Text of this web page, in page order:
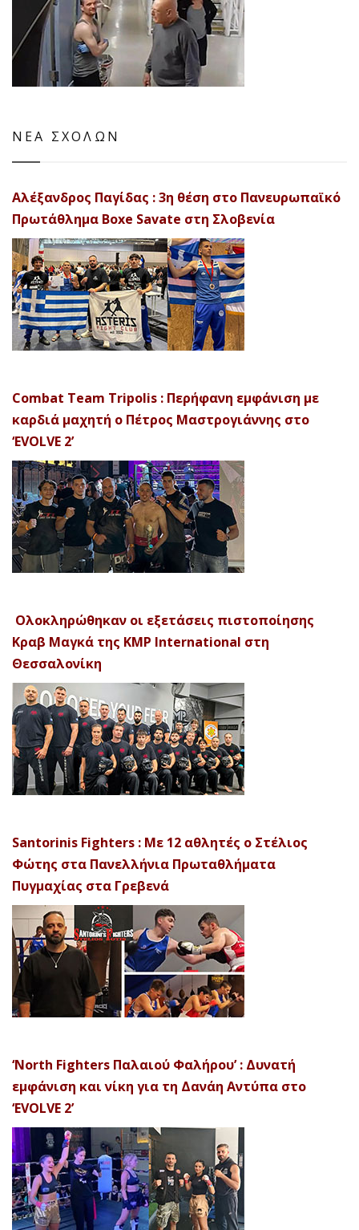
ΝΕΑ ΣΧΟΛΩΝ
Αλέξανδρος Παγίδας : 3η θέση στο Πανευρωπαϊκό
Πρωτάθλημα Boxe Savate στη Σλοβενία
Combat Team Tripolis : Περήφανη εμφάνιση με
καρδιά μαχητή ο Πέτρος Μαστρογιάννης στο
‘EVOLVE 2’
Ολοκληρώθηκαν οι εξετάσεις πιστοποίησης
Κραβ Μαγκά της KMP International στη
Θεσσαλονίκη
Santorinis Fighters : Με 12 αθλητές ο Στέλιος
Φώτης στα Πανελλήνια Πρωταθλήματα
Πυγμαχίας στα Γρεβενά
‘North Fighters Παλαιού Φαλήρου’ : Δυνατή
εμφάνιση και νίκη για τη Δανάη Αντύπα στο
‘EVOLVE 2’